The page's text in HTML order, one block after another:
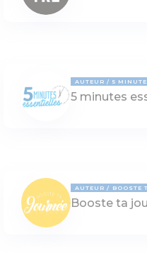
AUTEUR 5
5 minutes
AUTEUR BOOSTE
Booste ta